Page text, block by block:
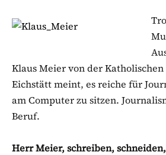
Klaus Meier von der
Eichstätt meint, es reiche für
am Computer zu sitzen.
Beruf.
Herr Meier, schreiben,